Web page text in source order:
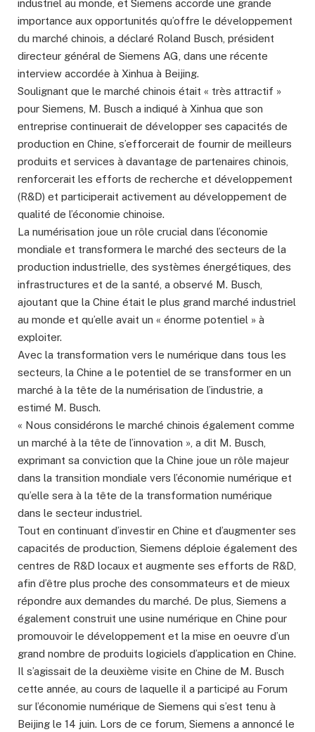
industriel au monde, et Siemens accorde une grande
importance aux opportunités qu’offre le développement
du marché chinois, a déclaré Roland Busch, président
directeur général de Siemens AG, dans une récente
interview accordée à Xinhua à Beijing.
Soulignant que le marché chinois était « très attractif »
pour Siemens, M. Busch a indiqué à Xinhua que son
entreprise continuerait de développer ses capacités de
production en Chine, s’efforcerait de fournir de meilleurs
produits et services à davantage de partenaires chinois,
renforcerait les efforts de recherche et développement
(R&D) et participerait activement au développement de
qualité de l’économie chinoise.
La numérisation joue un rôle crucial dans l’économie
mondiale et transformera le marché des secteurs de la
production industrielle, des systèmes énergétiques, des
infrastructures et de la santé, a observé M. Busch,
ajoutant que la Chine était le plus grand marché industriel
au monde et qu’elle avait un « énorme potentiel » à
exploiter.
Avec la transformation vers le numérique dans tous les
secteurs, la Chine a le potentiel de se transformer en un
marché à la tête de la numérisation de l’industrie, a
estimé M. Busch.
« Nous considérons le marché chinois également comme
un marché à la tête de l’innovation », a dit M. Busch,
exprimant sa conviction que la Chine joue un rôle majeur
dans la transition mondiale vers l’économie numérique et
qu’elle sera à la tête de la transformation numérique
dans le secteur industriel.
Tout en continuant d’investir en Chine et d’augmenter ses
capacités de production, Siemens déploie également des
centres de R&D locaux et augmente ses efforts de R&D,
afin d’être plus proche des consommateurs et de mieux
répondre aux demandes du marché. De plus, Siemens a
également construit une usine numérique en Chine pour
promouvoir le développement et la mise en oeuvre d’un
grand nombre de produits logiciels d’application en Chine.
Il s’agissait de la deuxième visite en Chine de M. Busch
cette année, au cours de laquelle il a participé au Forum
sur l’économie numérique de Siemens qui s’est tenu à
Beijing le 14 juin. Lors de ce forum, Siemens a annoncé le